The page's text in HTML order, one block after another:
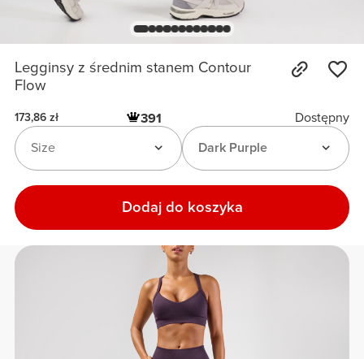
Legginsy z średnim stanem Contour
Flow
173,86 zł 391
Dostępny
Dark Purple
Size
Dodaj do koszyka